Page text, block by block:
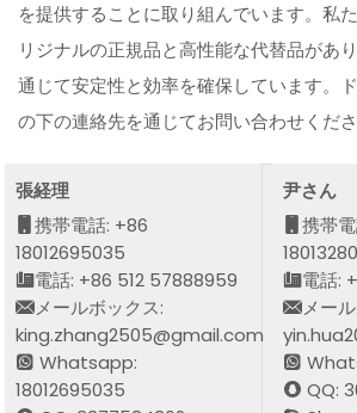
を提供することに取り組んでいます。私
リジナルの正規品と高性能な代替品があ
通じて安定性と効率を確保しています。
の下の連絡先を通じてお問い合わせくださ
張経理
携帯電話: +86
18012695035
電話: +86 512 57888959
メールボックス:
king.zhang2505@gmail.com
Whatsapp:
18012695035
尹さん
携帯
電話:
メー
QQ: